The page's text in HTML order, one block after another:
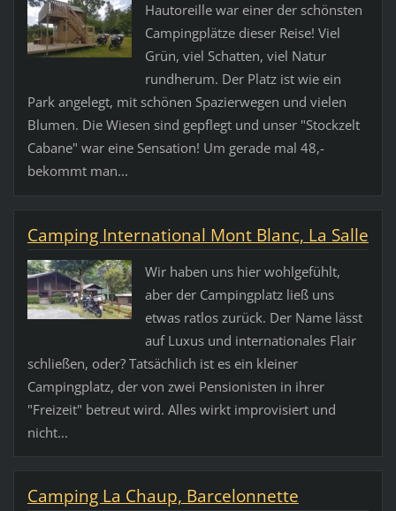
Hautoreille war einer der schönsten
Campingplätze dieser Reise! Viel
Grün, viel Schatten, viel Natur
rundherum. Der Platz ist wie ein
Park angelegt, mit schönen Spazierwegen und vielen
Blumen. Die Wiesen sind gepflegt und unser "Stockzelt
Cabane" war eine Sensation! Um gerade mal 48,-
bekommt man...
Camping International Mont Blanc, La Salle
Wir haben uns hier wohlgefühlt,
aber der Campingplatz ließ uns
etwas ratlos zurück. Der Name lässt
auf Luxus und internationales Flair
schließen, oder? Tatsächlich ist es ein kleiner
Campingplatz, der von zwei Pensionisten in ihrer
"Freizeit" betreut wird. Alles wirkt improvisiert und
nicht...
Camping La Chaup, Barcelonnette